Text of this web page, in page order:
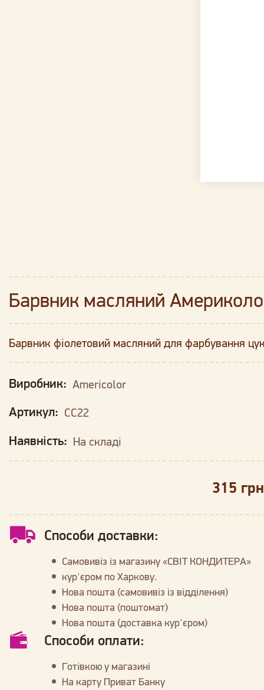
Барвник масляний
Барвник фіолетовий масляний для фарбування
Виробник: Americolor
Артикул: CC22
Наявність: На складі
315 грн
Способи доставки:
Самовивіз із магазину «СВІТ КОНДИТЕРА»
кур'єром по Харкову.
Нова пошта (самовивіз із відділення)
Нова пошта (поштомат)
Нова пошта (доставка кур'єром)
Способи оплати:
Готівкою у магазині
На карту Приват Банку